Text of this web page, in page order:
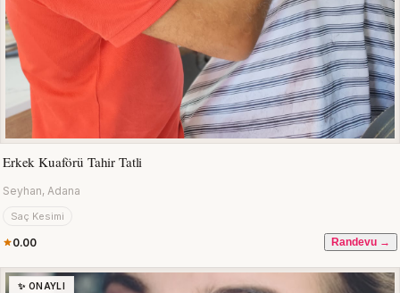
Erkek Kuaförü Tahir Tatli
Seyhan, Adana
Saç Kesimi
0.00 Randevu →
✨ ONAYLI